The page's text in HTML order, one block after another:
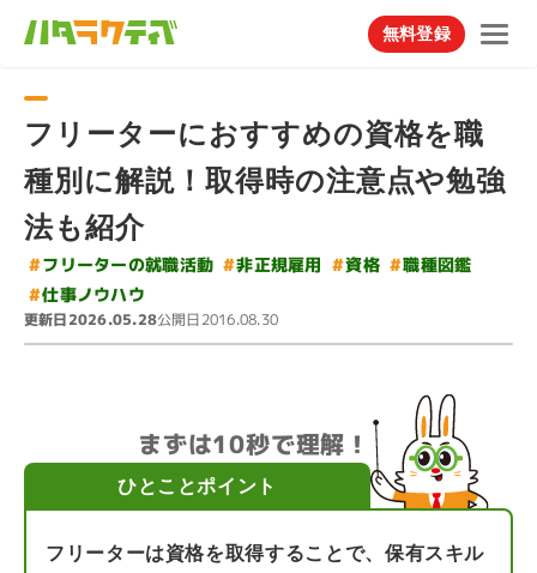
無料登録
フリーターにおすすめの資格を職
種別に解説！取得時の注意点や勉強
法も紹介
#フリーターの就職活動 #非正規雇用 #資格 #職種図鑑
#仕事ノウハウ
更新日2026.05.28公開日2016.08.30
まずは10秒で理解！
ひとことポイント
フリーターは資格を取得することで、保有スキル